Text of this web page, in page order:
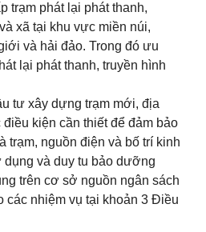
trạm phát lại phát thanh,
xã tại khu vực miền núi,
và hải đảo. Trong đó ưu
lại phát thanh, truyền hình
tư xây dựng trạm mới, địa
kiện cần thiết để đảm bảo
trạm, nguồn điện và bố trí kinh
dụng và duy tu bảo dưỡng
trên cơ sở nguồn ngân sách
các nhiệm vụ tại khoản 3 Điều